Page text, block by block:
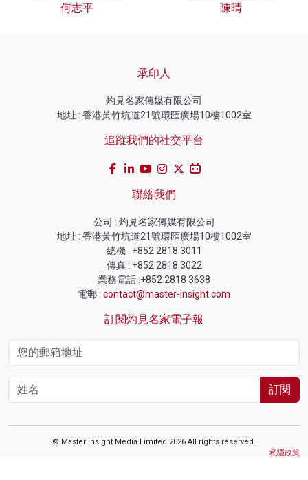
何志平 陳晴
承印人
灼見名家傳媒有限公司
地址 : 香港黃竹坑道21號環匯廣場10樓1002室
追蹤我們的社交平台
聯絡我們
公司 : 灼見名家傳媒有限公司
地址 : 香港黃竹坑道21號環匯廣場10樓1002室
總機 : +852 2818 3011
傳真 : +852 2818 3022
業務電話 :+852 2818 3638
電郵 : contact@master-insight.com
訂閱灼見名家電子報
訂閱
© Master Insight Media Limited 2026 All rights reserved.
私隱政策